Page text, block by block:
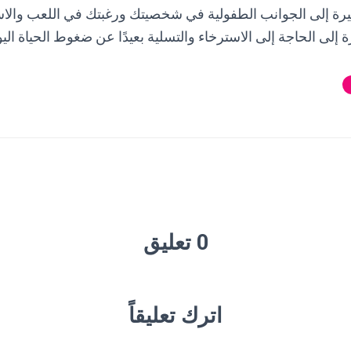
إلى الجوانب الطفولية في شخصيتك ورغبتك في اللعب
إلى الحاجة إلى الاسترخاء والتسلية بعيدًا عن ضغوط الحياة
0 تعليق
اترك تعليقاً